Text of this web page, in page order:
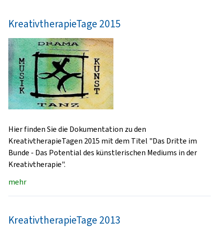
KreativtherapieTage 2015
Hier finden Sie die Dokumentation zu den
KreativtherapieTagen 2015 mit dem Titel "Das Dritte im
Bunde - Das Potential des künstlerischen Mediums in der
Kreativtherapie".
mehr
KreativtherapieTage 2013